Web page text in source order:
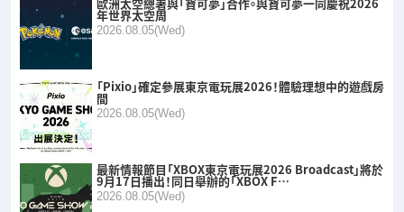
歐洲太空總署與「寶可夢」合作。與寶可夢一同慶祝2026
年世界太空周
2026.08.05(Wed)
「Pixio」確定參展東京電玩展2026！體驗理想中的遊戲房
間
2026.08.05(Wed)
最新情報節目「XBOX東京電玩展2026 Broadcast」將於
9月17日播出！同日舉辦的「XBOX F…
2026.08.05(Wed)